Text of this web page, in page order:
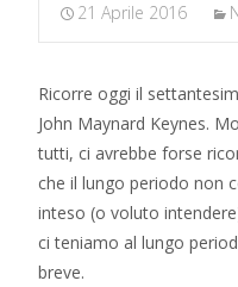
21 Aprile 2016
Ricorre oggi il
John Maynard Keynes.
tutti, ci avrebbe forse
che il lungo periodo non
inteso (o voluto
ci teniamo al lungo
breve.